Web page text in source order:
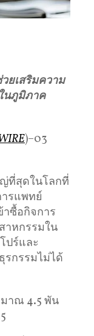
ยเสริมความ
ในภูมิภาค
)–03
ที่สุดในโลกที่
รแพทย์
าซื้อกิจการ
าหกรรมใน
ปร์และ
รกรรมไม่ได้
มาณ 4.5 พัน